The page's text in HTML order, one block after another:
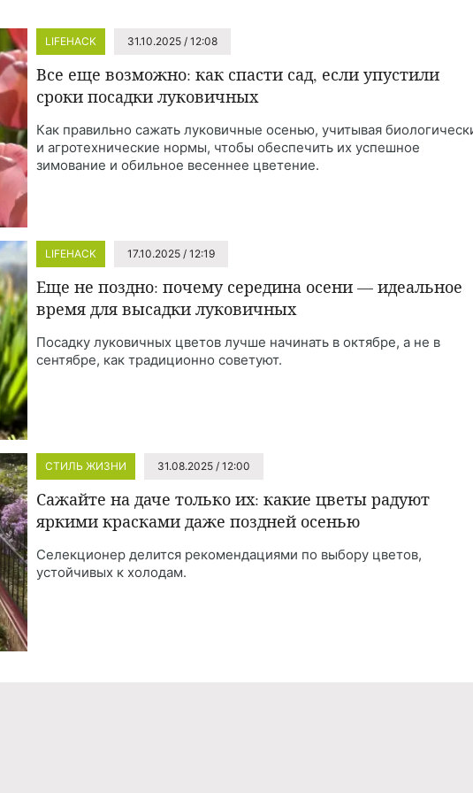
LIFEHACK 31.10.2025 / 12:08
Все еще возможно: как спасти сад, если упустили
сроки посадки луковичных
Как правильно сажать луковичные осенью, учитывая
и агротехнические нормы, чтобы обеспечить их успешное
зимование и обильное весеннее цветение.
LIFEHACK 17.10.2025 / 12:19
Еще не поздно: почему середина осени — идеальное
время для высадки луковичных
Посадку луковичных цветов лучше начинать в октябре, а не в
сентябре, как традиционно советуют.
СТИЛЬ ЖИЗНИ 31.08.2025 / 12:00
Сажайте на даче только их: какие цветы радуют
яркими красками даже поздней осенью
Селекционер делится рекомендациями по выбору цветов,
устойчивых к холодам.